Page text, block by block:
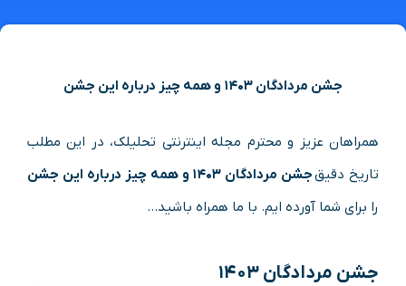
جشن مردادگان ۱۴۰۳ و همه چیز درباره این جشن
همراهان عزیز و محترم مجله اینترنتی تحلیلک، در این مطلب
تاریخ دقیقجشن مردادگان ۱۴۰۳ و همه چیز درباره این جشن
را برای شما آورده ایم. با ما همراه باشید…
جشن مردادگان ۱۴۰۳